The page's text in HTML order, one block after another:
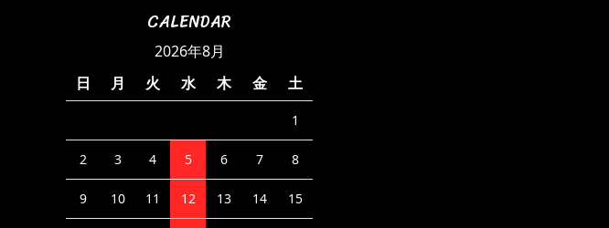
CALENDAR
2026年8月
日
月 火 水 木 金 土
1
2 3 4 5 6 7 8
9 10 11 12 13 14 15